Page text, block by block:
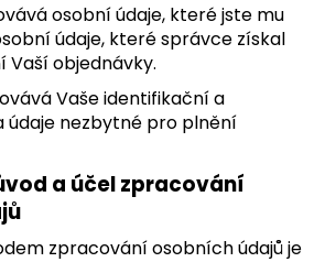
osobní údaje, které jste mu
údaje, které správce získal
Vaší objednávky.
Vaše identifikační a
údaje nezbytné pro plnění
a účel zpracování
zpracování osobních údajů je